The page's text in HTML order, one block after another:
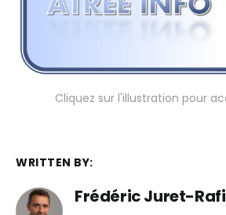
Cliquez sur l'illustration pour
WRITTEN BY:
Frédéric Juret-